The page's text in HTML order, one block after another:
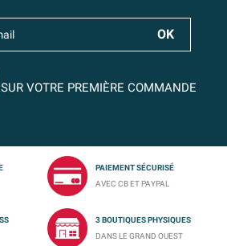
SUR VOTRE PREMIÈRE COMMANDE
PAIEMENT SÉCURISÉ
AVEC CB ET PAYPAL
3 BOUTIQUES PHYSIQUES
DANS LE GRAND OUEST